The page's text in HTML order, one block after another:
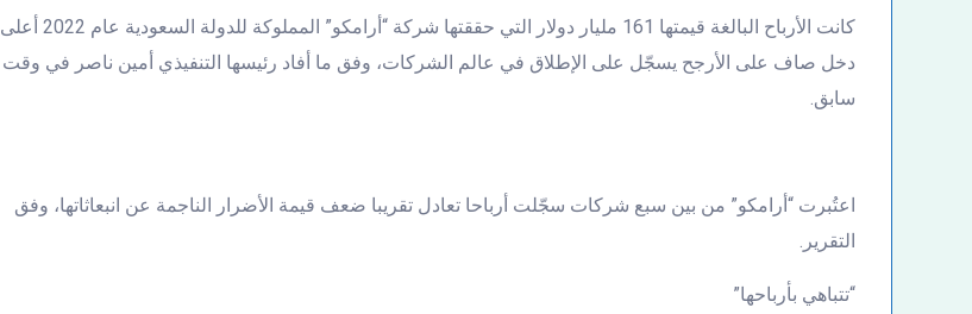
كانت الأرباح البالغة قيمتها 161 مليار دولار التي حققتها شركة “أرامكو” المملوكة للدولة السعودية عام 2022 أعلى
دخل صاف على الأرجح يسجّل على الإطلاق في عالم الشركات، وفق ما أفاد رئيسها التنفيذي أمين ناصر في وقت
سابق.
اعتُبرت “أرامكو” من بين سبع شركات سجّلت أرباحا تعادل تقريبا ضعف قيمة الأضرار الناجمة عن انبعاثاتها، وفق
التقرير.
“تتباهي بأرباحها”